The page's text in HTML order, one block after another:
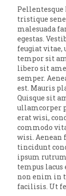
tristique
malesuada
egestas.
feugiat vitae,
tempor sit
libero sit
semper.
est. Mauris
Quisque sit
ullamcorper
erat wisi,
commodo
wisi. Aenean
tincidunt
ipsum
tempus lacus
non enim in
facilisis. Ut